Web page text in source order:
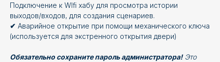
Подключение к WIfi хабу для просмотра истории
выходов/входов, для создания сценариев.
✔ Аварийное открытие при помощи механического ключа
(используется для экстренного открытия двери)
Обязательно сохраните пароль администратора!Это